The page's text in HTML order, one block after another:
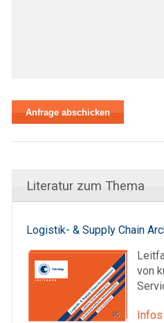
Literatur zum Thema
Logistik- & Supply Chain
von